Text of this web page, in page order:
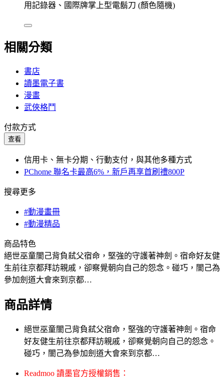
用記錄器、國際牌掌上型電鬍刀 (顏色隨機)
相關分類
書店
讀墨電子書
漫畫
武俠格鬥
付款方式
查看
信用卡、無卡分期、行動支付，與其他多種方式
PChome 聯名卡最高6%，新戶再享首刷禮800P
搜尋更多
#動漫畫冊
#動漫精品
商品特色
絕世巫童闇己背負弒父宿命，堅強的守護著神劍。宿命好友健
生前往京都拜訪親戚，卻察覺朝向自己的怨念。碰巧，闇己為
參加劍道大會來到京都…
商品詳情
絕世巫童闇己背負弒父宿命，堅強的守護著神劍。宿命
好友健生前往京都拜訪親戚，卻察覺朝向自己的怨念。
碰巧，闇己為參加劍道大會來到京都…
Readmoo 讀墨官方授權銷售：